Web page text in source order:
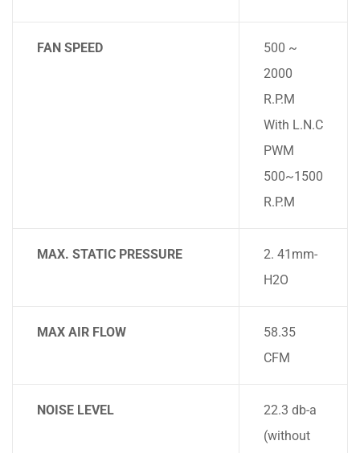
FAN SPEED
500 ~
2000
R.P.M
With L.N.C
PWM
500~1500
R.P.M
MAX. STATIC PRESSURE
2. 41mm-
H2O
MAX AIR FLOW
58.35
CFM
NOISE LEVEL
22.3 db-a
(without